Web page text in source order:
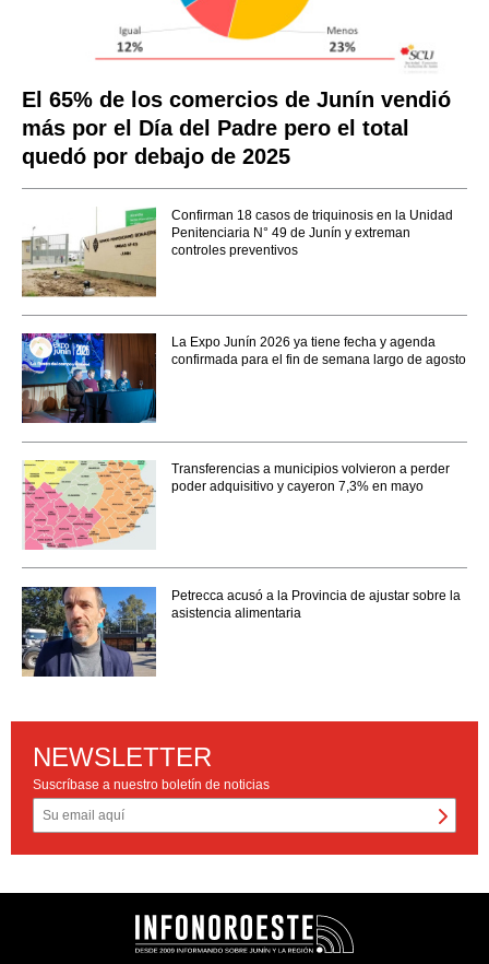
El 65% de los comercios de Junín vendió
más por el Día del Padre pero el total
quedó por debajo de 2025
Confirman 18 casos de triquinosis en la Unidad
Penitenciaria N° 49 de Junín y extreman
controles preventivos
La Expo Junín 2026 ya tiene fecha y agenda
confirmada para el fin de semana largo de agosto
Transferencias a municipios volvieron a perder
poder adquisitivo y cayeron 7,3% en mayo
Petrecca acusó a la Provincia de ajustar sobre la
asistencia alimentaria
NEWSLETTER
Suscríbase a nuestro boletín de noticias